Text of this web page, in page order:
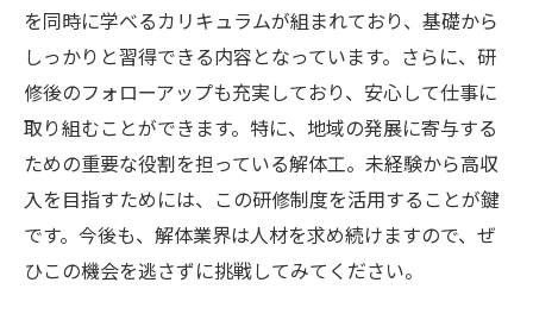
を同時に学べるカリキュラムが組まれており、基礎から
しっかりと習得できる内容となっています。さらに、研
修後のフォローアップも充実しており、安心して仕事に
取り組むことができます。特に、地域の発展に寄与する
ための重要な役割を担っている解体工。未経験から高収
入を目指すためには、この研修制度を活用することが鍵
です。今後も、解体業界は人材を求め続けますので、ぜ
ひこの機会を逃さずに挑戦してみてください。